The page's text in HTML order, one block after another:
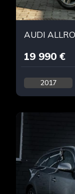
AUDI
19 990 €
2017